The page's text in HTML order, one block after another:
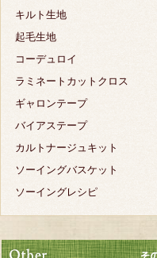
キルト生地
起毛生地
コーデュロイ
ラミネートカットクロス
ギャロンテープ
バイアステープ
カルトナージュキット
ソーイングバスケット
ソーイングレシピ